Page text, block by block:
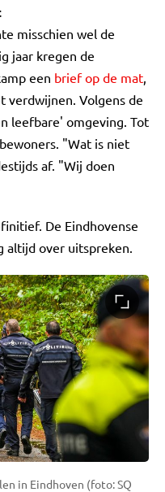
misschien wel de
jaar kregen de
een brief op de mat,
verdwijnen. Volgens de
leefbare' omgeving. Tot
"Wat is niet
af. "Wij doen
De Eindhovense
altijd over uitspreken.
in Eindhoven (foto: SQ